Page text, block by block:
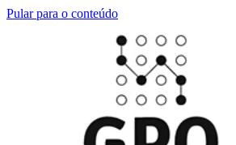
Pular para o conteúdo